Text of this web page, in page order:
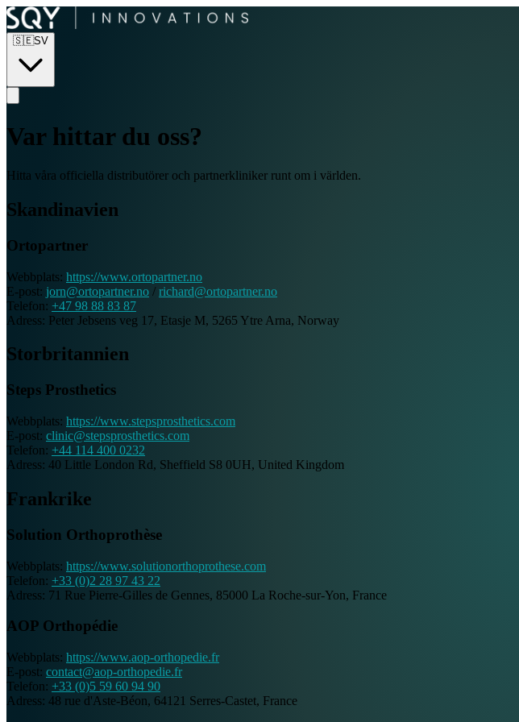
🇸🇪SV
Var hittar du oss?
Hitta våra officiella distributörer och partnerkliniker runt om i världen.
Skandinavien
Ortopartner
Webbplats: https://www.ortopartner.no
E-post: jorn@ortopartner.no / richard@ortopartner.no
Telefon: +47 98 88 83 87
Adress: Peter Jebsens veg 17, Etasje M, 5265 Ytre Arna, Norway
Storbritannien
Steps Prosthetics
Webbplats: https://www.stepsprosthetics.com
E-post: clinic@stepsprosthetics.com
Telefon: +44 114 400 0232
Adress: 40 Little London Rd, Sheffield S8 0UH, United Kingdom
Frankrike
Solution Orthoprothèse
Webbplats: https://www.solutionorthoprothese.com
Telefon: +33 (0)2 28 97 43 22
Adress: 71 Rue Pierre-Gilles de Gennes, 85000 La Roche-sur-Yon, France
AOP Orthopédie
Webbplats: https://www.aop-orthopedie.fr
E-post: contact@aop-orthopedie.fr
Telefon: +33 (0)5 59 60 94 90
Adress: 48 rue d'Aste-Béon, 64121 Serres-Castet, France